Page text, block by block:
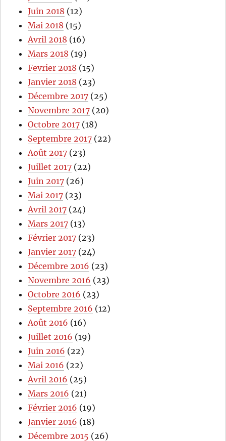
Juin 2018 (12)
Mai 2018 (15)
Avril 2018 (16)
Mars 2018 (19)
Fevrier 2018 (15)
Janvier 2018 (23)
Décembre 2017 (25)
Novembre 2017 (20)
Octobre 2017 (18)
Septembre 2017 (22)
Août 2017 (23)
Juillet 2017 (22)
Juin 2017 (26)
Mai 2017 (23)
Avril 2017 (24)
Mars 2017 (13)
Février 2017 (23)
Janvier 2017 (24)
Décembre 2016 (23)
Novembre 2016 (23)
Octobre 2016 (23)
Septembre 2016 (12)
Août 2016 (16)
Juillet 2016 (19)
Juin 2016 (22)
Mai 2016 (22)
Avril 2016 (25)
Mars 2016 (21)
Février 2016 (19)
Janvier 2016 (18)
Décembre 2015 (26)